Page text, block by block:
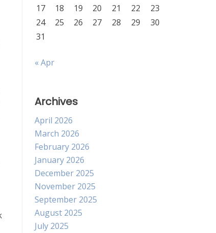
17
18 19 20 21 22
23
24
25 26 27 28 29
30
31
« Apr
Archives
April 2026
March 2026
February 2026
January 2026
December 2025
November 2025
September 2025
August 2025
July 2025